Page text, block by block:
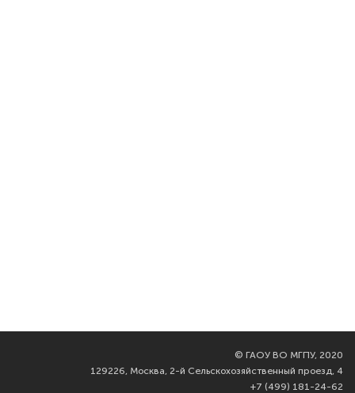
© ГАОУ ВО МГПУ, 2020
129226, Москва, 2-й Сельскохозяйственный проезд, 4
+7 (499) 181-24-62